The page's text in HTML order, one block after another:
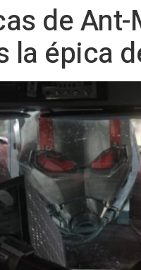
de
la épica